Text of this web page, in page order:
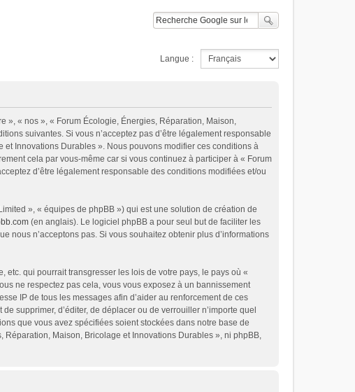
Langue :
», « nos », « Forum Écologie, Énergies, Réparation, Maison,
suivantes. Si vous n’acceptez pas d’être légalement responsable
Innovations Durables ». Nous pouvons modifier ces conditions à
cela par vous-même car si vous continuez à participer à « Forum
d’être légalement responsable des conditions modifiées et/ou
», « équipes de phpBB ») qui est une solution de création de
(en anglais). Le logiciel phpBB a pour seul but de faciliter les
nous n’acceptons pas. Si vous souhaitez obtenir plus d’informations
qui pourrait transgresser les lois de votre pays, le pays où «
ne respectez pas cela, vous vous exposez à un bannissement
IP de tous les messages afin d’aider au renforcement de ces
supprimer, d’éditer, de déplacer ou de verrouiller n’importe quel
que vous avez spécifiées soient stockées dans notre base de
Maison, Bricolage et Innovations Durables », ni phpBB,